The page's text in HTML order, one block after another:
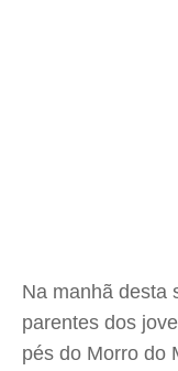
Na manhã desta
parentes dos
pés do Morro do